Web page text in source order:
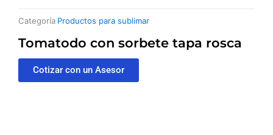
Categoría Productos para sublimar
Tomatodo con sorbete tapa rosca
Cotizar con un Asesor